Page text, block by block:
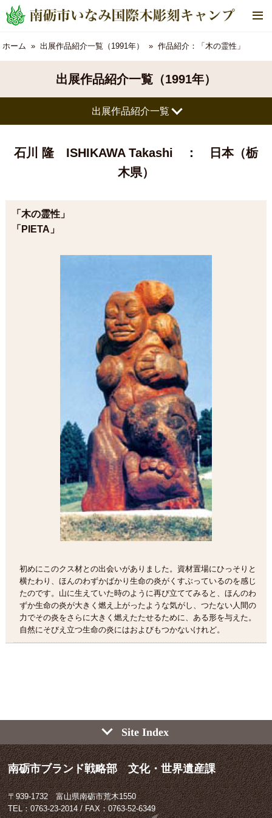
メ
ホーム 出展作品紹介一覧（1991年） 作品紹介：「木の霊性」
出展作品紹介一覧（1991年）
出展作品紹介一覧
石川 隆 ISHIKAWA Takashi ： 日本（栃
木県）
「木の霊性」
「PIETA」
初めにこのクス材との出会いがありました。資材置場にひっそりと
横たわり、ほんのわずかばかり生命の炎がくすぶっているのを感じ
たのです。山に生えていた時のように再び立ててみると、ほんのわ
ずか生命の炎が大きく燃え上がったような気がし、つたない人間の
力でその炎をさらに大きく燃えたたせるために、ある形を与えた。
自然にそびえ立つ生命の炎にはおよびもつかないけれど。
Site Index
南砺市ブランド戦略部 文化・世界遺産課
〒939-1732 富山県南砺市荒木1550
TEL：0763-23-2014 / FAX：0763-52-6349